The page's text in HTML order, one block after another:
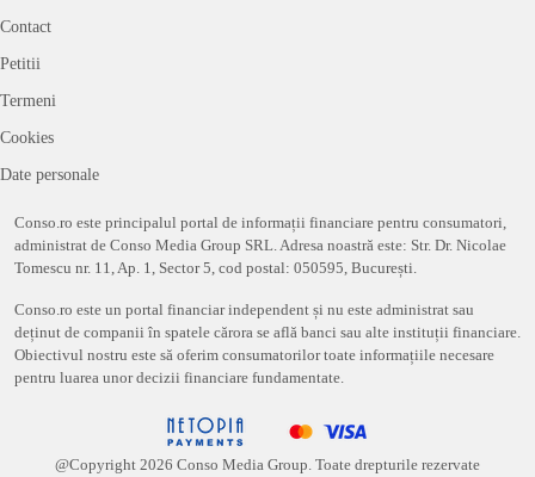
Contact
Petitii
Termeni
Cookies
Date personale
Conso.ro este principalul portal de informații financiare pentru consumatori,
administrat de Conso Media Group SRL. Adresa noastră este: Str. Dr. Nicolae
Tomescu nr. 11, Ap. 1, Sector 5, cod postal: 050595, București.
Conso.ro este un portal financiar independent și nu este administrat sau
deținut de companii în spatele cărora se află banci sau alte instituții financiare.
Obiectivul nostru este să oferim consumatorilor toate informațiile necesare
pentru luarea unor decizii financiare fundamentate.
@Copyright 2026 Conso Media Group. Toate drepturile rezervate